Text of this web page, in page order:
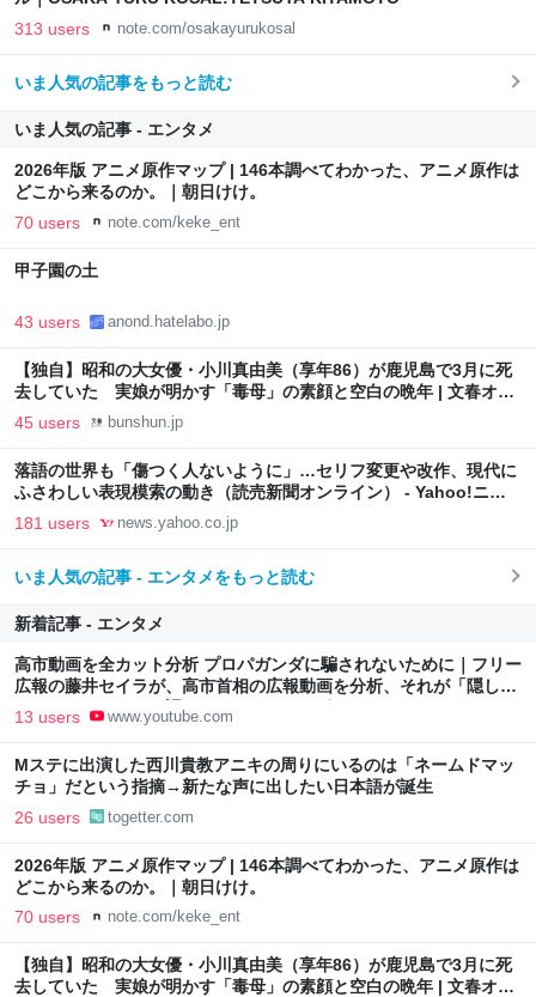
313 users note.com/osakayurukosal
いま人気の記事をもっと読む
いま人気の記事 - エンタメ
2026年版 アニメ原作マップ | 146本調べてわかった、アニメ原作は
どこから来るのか。｜朝日けけ。
70 users note.com/keke_ent
甲子園の土
43 users anond.hatelabo.jp
【独自】昭和の大女優・小川真由美（享年86）が鹿児島で3月に死
去していた 実娘が明かす「毒母」の素顔と空白の晩年 | 文春オン
ライン
45 users bunshun.jp
落語の世界も「傷つく人ないように」…セリフ変更や改作、現代に
ふさわしい表現模索の動き（読売新聞オンライン） - Yahoo!ニュ
ース
181 users news.yahoo.co.jp
いま人気の記事 - エンタメをもっと読む
新着記事 - エンタメ
高市動画を全カット分析 プロパガンダに騙されないために｜フリー
広報の藤井セイラが、高市首相の広報動画を分析、それが「隠して
いるもの」について語ります。（8/9）#ポリタスTV
13 users www.youtube.com
Mステに出演した西川貴教アニキの周りにいるのは「ネームドマッ
チョ」だという指摘→新たな声に出したい日本語が誕生
26 users togetter.com
2026年版 アニメ原作マップ | 146本調べてわかった、アニメ原作は
どこから来るのか。｜朝日けけ。
70 users note.com/keke_ent
【独自】昭和の大女優・小川真由美（享年86）が鹿児島で3月に死
去していた 実娘が明かす「毒母」の素顔と空白の晩年 | 文春オン